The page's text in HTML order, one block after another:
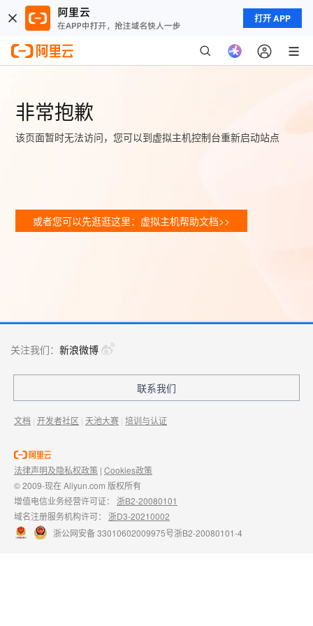
打开 APP
非常抱歉
该页面暂时无法访问，您可以到虚拟主机控制台重新启动站点
或者您可以先逛逛这里：虚拟主机帮助文档>>